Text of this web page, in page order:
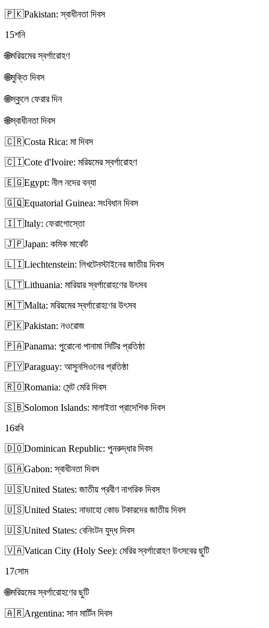
🇵🇰Pakistan: স্বাধীনতা দিবস
15শনি
🌐মরিয়মের স্বর্গারোহণ
🌐মুক্তি দিবস
🌐স্কুলে ফেরার দিন
🌐স্বাধীনতা দিবস
🇨🇷Costa Rica: মা দিবস
🇨🇮Cote d'Ivoire: মরিয়মের স্বর্গারোহণ
🇪🇬Egypt: নীল নদের বন্যা
🇬🇶Equatorial Guinea: সংবিধান দিবস
🇮🇹Italy: ফেরাগোস্তো
🇯🇵Japan: কমিক মার্কেট
🇱🇮Liechtenstein: লিখটেনস্টাইনের জাতীয় দিবস
🇱🇹Lithuania: মারিয়ার স্বর্গারোহণের উৎসব
🇲🇹Malta: মরিয়মের স্বর্গারোহণের উৎসব
🇵🇰Pakistan: নওরোজ
🇵🇦Panama: পুরোনো পানামা সিটির প্রতিষ্ঠা
🇵🇾Paraguay: আসুনসিওনের প্রতিষ্ঠা
🇷🇴Romania: সেন্ট মেরি দিবস
🇸🇧Solomon Islands: মালাইতা প্রাদেশিক দিবস
16রবি
🇩🇴Dominican Republic: পুনরুদ্ধার দিবস
🇬🇦Gabon: স্বাধীনতা দিবস
🇺🇸United States: জাতীয় প্রবীণ নাগরিক দিবস
🇺🇸United States: নাভাহো কোড টকারদের জাতীয় দিবস
🇺🇸United States: বেনিংটন যুদ্ধ দিবস
🇻🇦Vatican City (Holy See): মেরির স্বর্গারোহণ উৎসবের ছুটি
17সোম
🌐মরিয়মের স্বর্গারোহণের ছুটি
🇦🇷Argentina: সান মার্টিন দিবস